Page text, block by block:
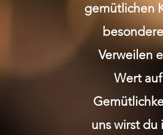
gemütlichen
Verweilen
Wert
uns wirst du